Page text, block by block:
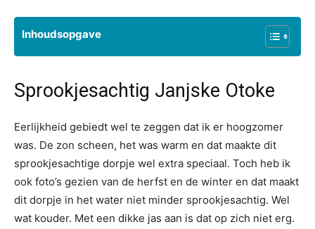
Inhoudsopgave
Sprookjesachtig Janjske Otoke
Eerlijkheid gebiedt wel te zeggen dat ik er hoogzomer
was. De zon scheen, het was warm en dat maakte dit
sprookjesachtige dorpje wel extra speciaal. Toch heb ik
ook foto’s gezien van de herfst en de winter en dat maakt
dit dorpje in het water niet minder sprookjesachtig. Wel
wat kouder. Met een dikke jas aan is dat op zich niet erg.